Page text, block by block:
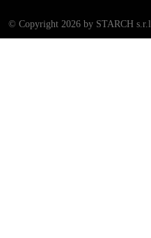
© Copyright 2026 by STARCH s.r.l.